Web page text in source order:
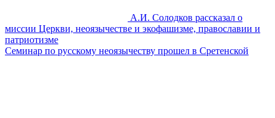
А.И. Солодков рассказал о
миссии Церкви, неоязычестве и экофашизме, православии и
патриотизме
Семинар по русскому неоязычеству прошел в Сретенской